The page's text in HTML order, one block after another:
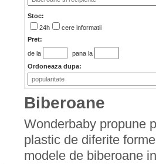
Stoc:
24h
cere informatii
Pret:
de la
pana la
Ordoneaza dupa:
Biberoane
Wonderbaby propune
plastic de diferite
modele de biberoane